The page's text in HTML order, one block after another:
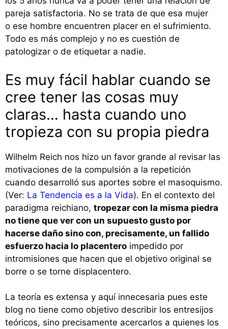
pareja satisfactoria. No se trata de que esa mujer
o ese hombre encuentren placer en el sufrimiento.
Todo es más complejo y no es cuestión de
patologizar o de etiquetar a nadie.
Es muy fácil hablar cuando se
cree tener las cosas muy
claras… hasta cuando uno
tropieza con su propia piedra
Wilhelm Reich nos hizo un favor grande al revisar las
motivaciones de la compulsión a la repetición
cuando desarrolló sus aportes sobre el masoquismo.
(Ver: La Tendencia es a la Vida). En el contexto del
paradigma reichiano, tropezar con la misma piedra
no tiene que ver con un supuesto gusto por
hacerse daño sino con, precisamente, un fallido
esfuerzo hacia lo placentero impedido por
intromisiones que hacen que el objetivo original se
borre o se torne displacentero.
La teoría es extensa y aquí innecesaria pues este
blog no tiene como objetivo describir los entresijos
teóricos, sino precisamente acercarlos a quienes los